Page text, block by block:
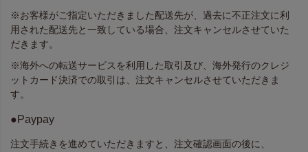
※お客様がご指定いただきました配送先が、過去に不正注文に利
用された配送先と一致している場合、注文キャンセルさせていた
だきます。
※海外への転送サービスを利用した取引及び、海外発行のクレジ
ットカード決済での取引は、注文キャンセルさせていただきま
す。
●Paypay
注文手続きを進めていただきますと、注文確認画面の後に、